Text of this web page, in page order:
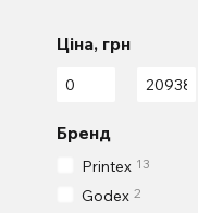
Ціна, грн
Від Ціна, грн
До Ціна, грн
Бренд
Printex 13
Godex 2